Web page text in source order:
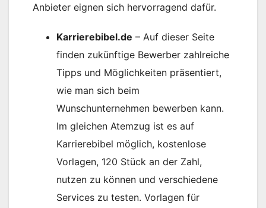
Anbieter eignen sich hervorragend dafür.
Karrierebibel.de – Auf dieser Seite
finden zukünftige Bewerber zahlreiche
Tipps und Möglichkeiten präsentiert,
wie man sich beim
Wunschunternehmen bewerben kann.
Im gleichen Atemzug ist es auf
Karrierebibel möglich, kostenlose
Vorlagen, 120 Stück an der Zahl,
nutzen zu können und verschiedene
Services zu testen. Vorlagen für